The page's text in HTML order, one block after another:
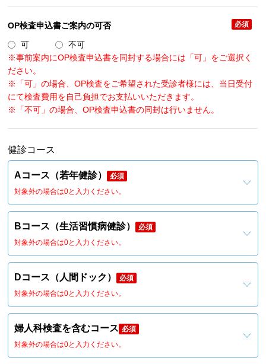
OP検査申込書ご案内の可否 必須
可
不可
※事前案内にOP検査申込書を同封する場合には「可」をご選択く
ださい。
※「可」の場合、OP検査をご希望された受診者様には、当日受付
にて検査費用を自己負担でお支払いいただきます。
※「不可」の場合、OP検査申込書の同封は行いません。
健診コース
Aコース（若年健診） 必須
対象外の場合は0と入力ください。
Bコース（生活習慣病健診） 必須
対象外の場合は0と入力ください。
Dコース（人間ドック） 必須
対象外の場合は0と入力ください。
婦人科検査を含むコース 必須
対象外の場合は0と入力ください。